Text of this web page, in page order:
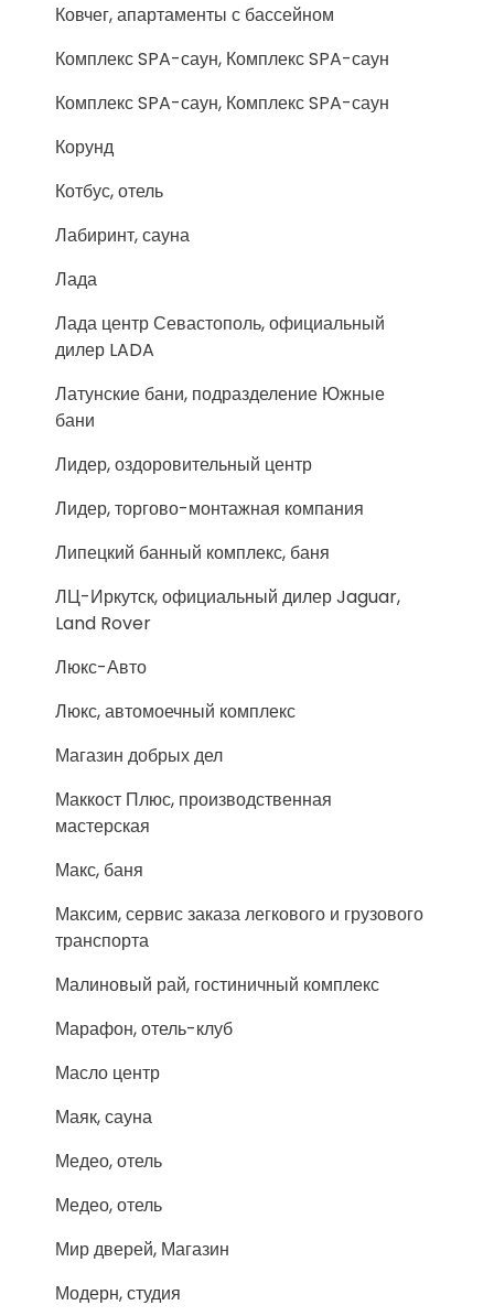
Ковчег, апартаменты с бассейном
Комплекс SPA-саун, Комплекс SPA-саун
Комплекс SPA-саун, Комплекс SPA-саун
Корунд
Котбус, отель
Лабиринт, сауна
Лада
Лада центр Севастополь, официальный
дилер LADA
Латунские бани, подразделение Южные
бани
Лидер, оздоровительный центр
Лидер, торгово-монтажная компания
Липецкий банный комплекс, баня
ЛЦ-Иркутск, официальный дилер Jaguar,
Land Rover
Люкс-Авто
Люкс, автомоечный комплекс
Магазин добрых дел
Маккост Плюс, производственная
мастерская
Макс, баня
Максим, сервис заказа легкового и грузового
транспорта
Малиновый рай, гостиничный комплекс
Марафон, отель-клуб
Масло центр
Маяк, сауна
Медео, отель
Медео, отель
Мир дверей, Магазин
Модерн, студия